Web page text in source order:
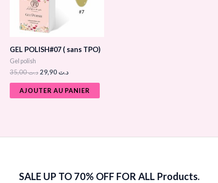
GEL POLISH#07 ( sans TPO)
Gel polish
د.ت35,00 د.ت
AJOUTER AU PANIER
SALE UP TO 70% OFF FOR ALL Products.